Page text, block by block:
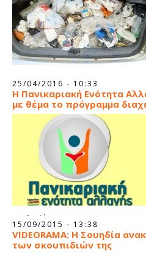
25/04/2016 - 10:33
Η Πανικαριακή Ενότητα
με θέμα το πρόγραμμα
Συμβουλίου.
15/09/2015 - 13:38
VIDEORAMA: Η Σουηδία
των σκουπιδιών της